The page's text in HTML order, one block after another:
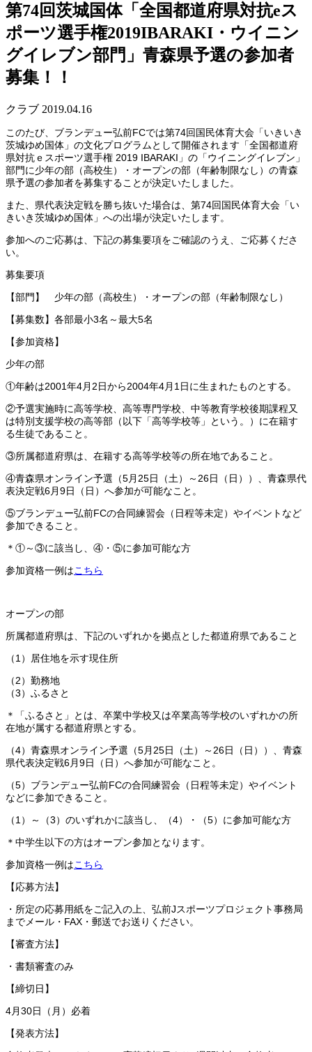
第74回茨城国体「全国都道府県対抗eス
ポーツ選手権2019IBARAKI・ウイニン
グイレブン部門」青森県予選の参加者
募集！！
クラブ 2019.04.16
このたび、ブランデュー弘前FCでは第74回国民体育大会「いきいき
茨城ゆめ国体」の文化プログラムとして開催されます「全国都道府
県対抗ｅスポーツ選手権 2019 IBARAKI」の「ウイニングイレブン」
部門に少年の部（高校生）・オープンの部（年齢制限なし）の青森
県予選の参加者を募集することが決定いたしました。
また、県代表決定戦を勝ち抜いた場合は、第74回国民体育大会「い
きいき茨城ゆめ国体」への出場が決定いたします。
参加へのご応募は、下記の募集要項をご確認のうえ、ご応募くださ
い。
募集要項
【部門】 少年の部（高校生）・オープンの部（年齢制限なし）
【募集数】各部最小3名～最大5名
【参加資格】
少年の部
①年齢は2001年4月2日から2004年4月1日に生まれたものとする。
②予選実施時に高等学校、高等専門学校、中等教育学校後期課程又
は特別支援学校の高等部（以下「高等学校等」という。）に在籍す
る生徒であること。
③所属都道府県は、在籍する高等学校等の所在地であること。
④青森県オンライン予選（5月25日（土）～26日（日））、青森県代
表決定戦6月9日（日）へ参加が可能なこと。
⑤ブランデュー弘前FCの合同練習会（日程等未定）やイベントなど
参加できること。
＊①～③に該当し、④・⑤に参加可能な方
参加資格一例はこちら
オープンの部
所属都道府県は、下記のいずれかを拠点とした都道府県であること
（1）居住地を示す現住所
（2）勤務地
（3）ふるさと
＊「ふるさと」とは、卒業中学校又は卒業高等学校のいずれかの所
在地が属する都道府県とする。
（4）青森県オンライン予選（5月25日（土）～26日（日））、青森
県代表決定戦6月9日（日）へ参加が可能なこと。
（5）ブランデュー弘前FCの合同練習会（日程等未定）やイベント
などに参加できること。
（1）～（3）のいずれかに該当し、（4）・（5）に参加可能な方
＊中学生以下の方はオープン参加となります。
参加資格一例はこちら
【応募方法】
・所定の応募用紙をご記入の上、弘前Jスポーツプロジェクト事務局
までメール・FAX・郵送でお送りください。
【審査方法】
・書類審査のみ
【締切日】
4月30日（月）必着
【発表方法】